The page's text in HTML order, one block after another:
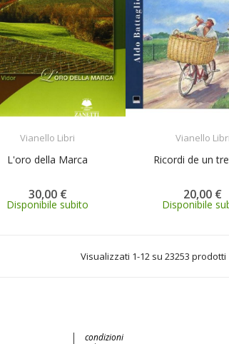
Vianello Libri
L'oro della Marca
30,00 €
Disponibile subito
Vianello Libri
Ricordi de un
20,00 €
Disponibile
Visualizzati 1-12 su 23253 prodotti
condizioni